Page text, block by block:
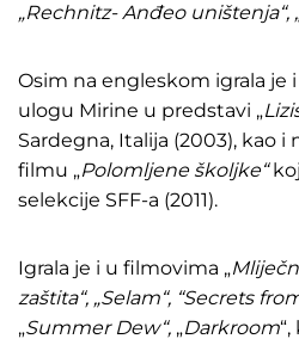
„Rechnitz- Anđeo uništenja“,
Osim na engleskom igrala je
ulogu Mirine u predstavi „
Sardegna, Italija (2003), kao
filmu „Polomljene školjke“
selekcije SFF-a (2011).
Igrala je i u filmovima „
zaštita“, „Selam“, “Secrets
„Summer Dew“, „Darkroom